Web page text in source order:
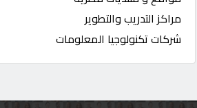
مراكز التدريب والتطوير
شركات تكنولوجيا المعلومات